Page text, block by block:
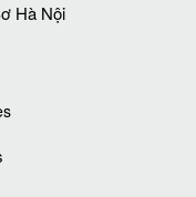
Hà Nội